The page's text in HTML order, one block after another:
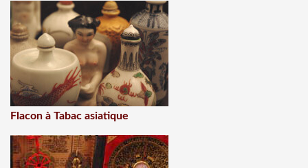
Flacon à Tabac asiatique